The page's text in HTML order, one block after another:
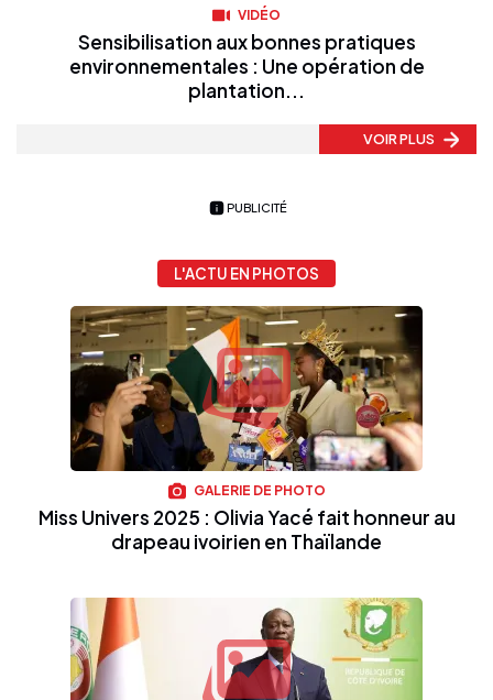
VIDÉO
Sensibilisation aux bonnes pratiques
environnementales : Une opération de
plantation...
VOIR PLUS
PUBLICITÉ
L'ACTU EN PHOTOS
GALERIE DE PHOTO
Miss Univers 2025 : Olivia Yacé fait honneur au
drapeau ivoirien en Thaïlande